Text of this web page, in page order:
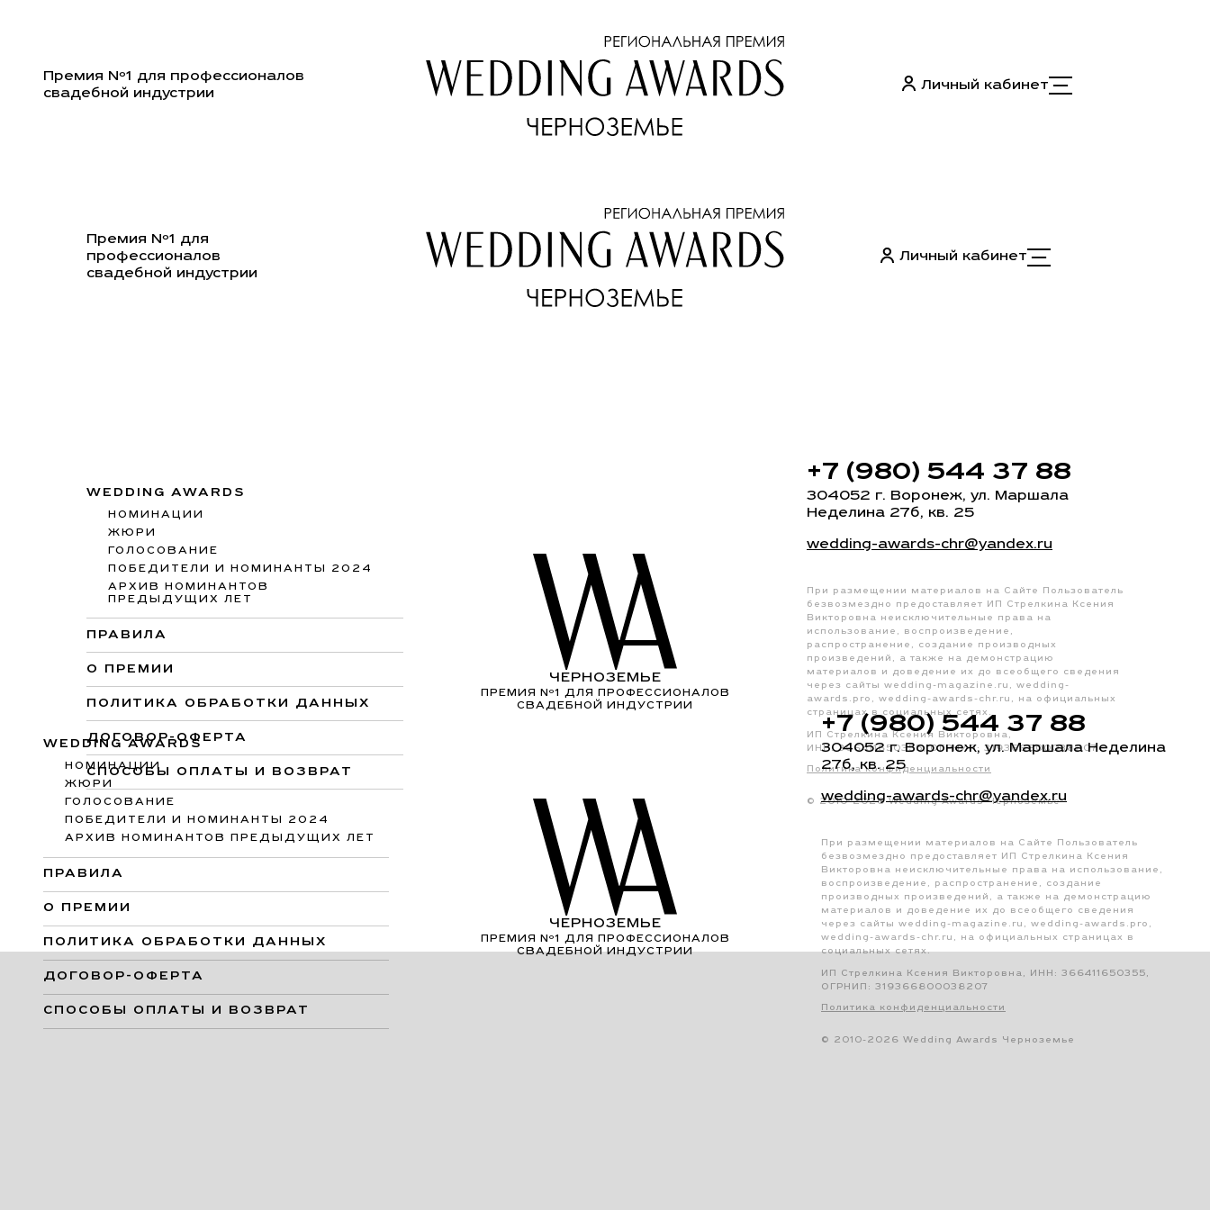
Премия Nº1 для профессионалов
свадебной индустрии
Личный кабинет
Премия Nº1 для
профессионалов
свадебной индустрии
Личный кабинет
WEDDING AWARDS
НОМИНАЦИИ
ЖЮРИ
ГОЛОСОВАНИЕ
ПОБЕДИТЕЛИ И НОМИНАНТЫ 2024
АРХИВ НОМИНАНТОВ
ПРЕДЫДУЩИХ ЛЕТ
ПРАВИЛА
О ПРЕМИИ
ПОЛИТИКА ОБРАБОТКИ ДАННЫХ
ДОГОВОР-ОФЕРТА
СПОСОБЫ ОПЛАТЫ И ВОЗВРАТ
ЧЕРНОЗЕМЬЕ
ПРЕМИЯ Nº1 ДЛЯ ПРОФЕССИОНАЛОВ
СВАДЕБНОЙ ИНДУСТРИИ
+7 (980) 544 37 88
304052 г. Воронеж, ул. Маршала
Неделина 27б, кв. 25
wedding-awards-chr@yandex.ru
При размещении материалов на Сайте Пользователь
безвозмездно предоставляет ИП Стрелкина Ксения
Викторовна неисключительные права на
использование, воспроизведение,
распространение, создание производных
произведений, а также на демонстрацию
материалов и доведение их до всеобщего сведения
через сайты wedding-magazine.ru, wedding-
awards.pro, wedding-awards-chr.ru, на официальных
страницах в социальных сетях.
ИП Стрелкина Ксения Викторовна,
ИНН: 366411650355, ОГРНИП: 319366800038207
Политика конфиденциальности
© 2010-2026 Wedding Awards Черноземье
WEDDING AWARDS
НОМИНАЦИИ
ЖЮРИ
ГОЛОСОВАНИЕ
ПОБЕДИТЕЛИ И НОМИНАНТЫ 2024
АРХИВ НОМИНАНТОВ ПРЕДЫДУЩИХ ЛЕТ
ПРАВИЛА
О ПРЕМИИ
ПОЛИТИКА ОБРАБОТКИ ДАННЫХ
ДОГОВОР-ОФЕРТА
СПОСОБЫ ОПЛАТЫ И ВОЗВРАТ
ЧЕРНОЗЕМЬЕ
ПРЕМИЯ Nº1 ДЛЯ ПРОФЕССИОНАЛОВ
СВАДЕБНОЙ ИНДУСТРИИ
+7 (980) 544 37 88
304052 г. Воронеж, ул. Маршала Неделина
27б, кв. 25
wedding-awards-chr@yandex.ru
При размещении материалов на Сайте Пользователь
безвозмездно предоставляет ИП Стрелкина Ксения
Викторовна неисключительные права на использование,
воспроизведение, распространение, создание
производных произведений, а также на демонстрацию
материалов и доведение их до всеобщего сведения
через сайты wedding-magazine.ru, wedding-awards.pro,
wedding-awards-chr.ru, на официальных страницах в
социальных сетях.
ИП Стрелкина Ксения Викторовна, ИНН: 366411650355,
ОГРНИП: 319366800038207
Политика конфиденциальности
© 2010-2026 Wedding Awards Черноземье